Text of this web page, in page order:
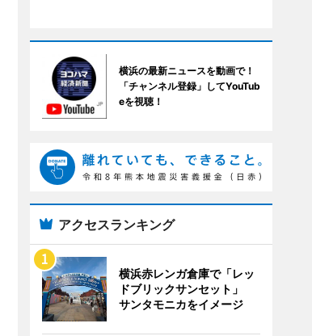
横浜の最新ニュースを動画で！
「チャンネル登録」してYouTub
eを視聴！
アクセスランキング
横浜赤レンガ倉庫で「レッ
ドブリックサンセット」
サンタモニカをイメージ